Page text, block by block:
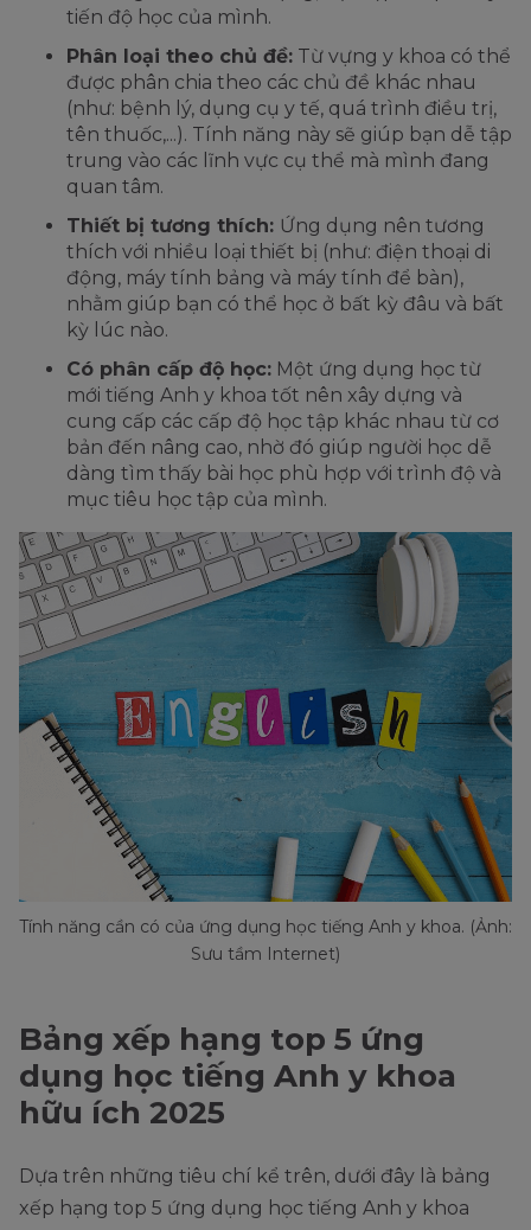
tiến độ học của mình.
Phân loại theo chủ đề: Từ vựng y khoa có thể
được phân chia theo các chủ đề khác nhau
(như: bệnh lý, dụng cụ y tế, quá trình điều trị,
tên thuốc,...). Tính năng này sẽ giúp bạn dễ tập
trung vào các lĩnh vực cụ thể mà mình đang
quan tâm.
Thiết bị tương thích: Ứng dụng nên tương
thích với nhiều loại thiết bị (như: điện thoại di
động, máy tính bảng và máy tính để bàn),
nhằm giúp bạn có thể học ở bất kỳ đâu và bất
kỳ lúc nào.
Có phân cấp độ học: Một ứng dụng học từ
mới tiếng Anh y khoa tốt nên xây dựng và
cung cấp các cấp độ học tập khác nhau từ cơ
bản đến nâng cao, nhờ đó giúp người học dễ
dàng tìm thấy bài học phù hợp với trình độ và
mục tiêu học tập của mình.
Tính năng cần có của ứng dụng học tiếng Anh y khoa. (Ảnh:
Sưu tầm Internet)
Bảng xếp hạng top 5 ứng
dụng học tiếng Anh y khoa
hữu ích 2025
Dựa trên những tiêu chí kể trên, dưới đây là bảng
xếp hạng top 5 ứng dụng học tiếng Anh y khoa